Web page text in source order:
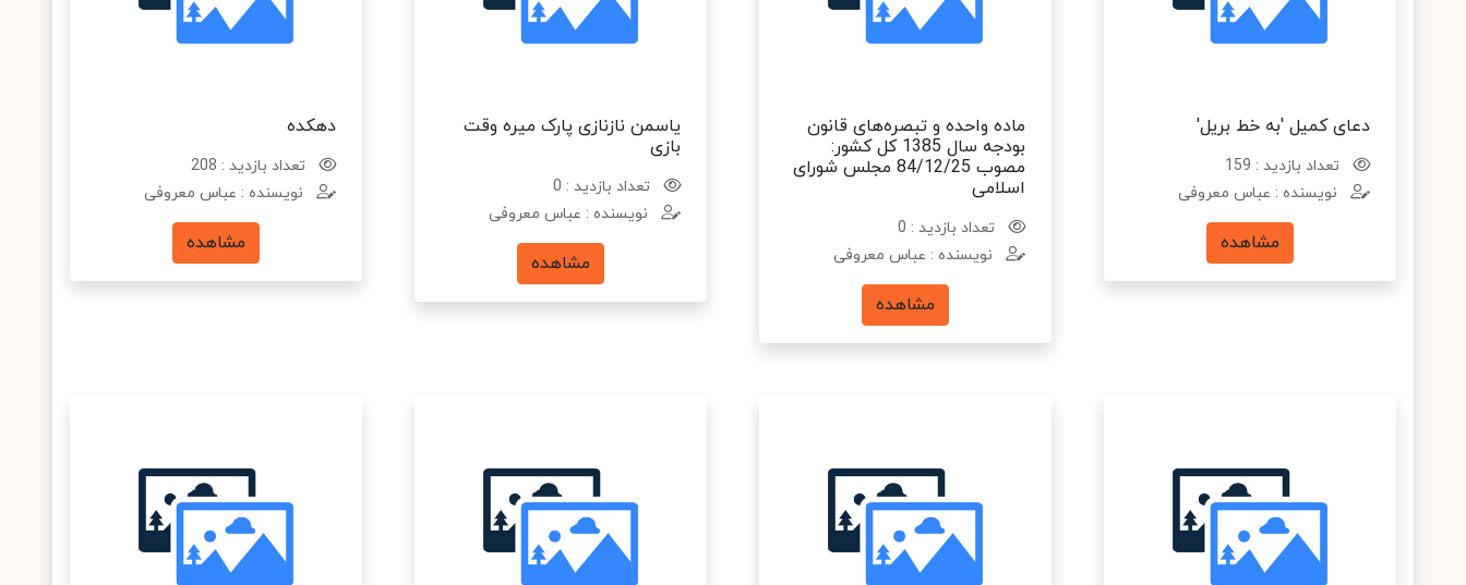
دعای کمیل 'به خط بریل'
تعداد بازدید : 159
نویسنده : عباس معروفی
مشاهده
ماده واحده و تبصره‌های قانون
بودجه سال 1385 کل کشور:
مصوب 84/12/25 مجلس شورای
اسلامی
تعداد بازدید : 0
نویسنده : عباس معروفی
مشاهده
یاسمن نازنازی پارک میره وقت
بازی
تعداد بازدید : 0
نویسنده : عباس معروفی
مشاهده
دهکده
تعداد بازدید : 208
نویسنده : عباس معروفی
مشاهده